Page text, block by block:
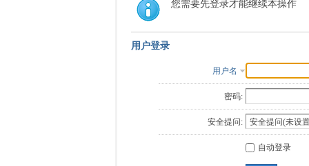
您需要先登录才能继续本操作
用户登录
用户名
密码:
安全提问:
自动登录